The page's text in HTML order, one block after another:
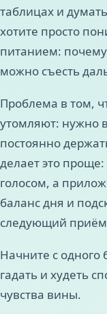
таблицах и
хотите просто
питанием: почему
можно съесть
Проблема в том,
утомляют: нужно
постоянно
делает это
голосом, а
баланс дня и
следующий
Начните с одного
гадать и худеть
чувства вины.